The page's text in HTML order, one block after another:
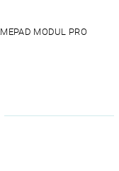
MODUL PRO